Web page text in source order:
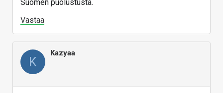
Suomen puolustusta.
Vastaa
K
Kazyaa